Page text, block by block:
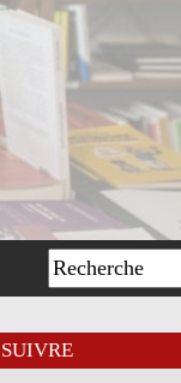
SUIVRE